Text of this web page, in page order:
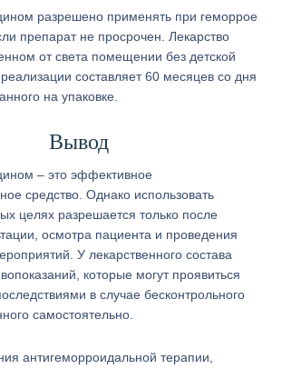
разрешено применять при геморрое
препарат не просрочен. Лекарство
от света помещении без детской
составляет 60 месяцев со дня
на упаковке.
Вывод
– это эффективное
средство. Однако использовать
целях разрешается только после
осмотра пациента и проведения
У лекарственного состава
которые могут проявиться
в случае бесконтрольного
самостоятельно.
антигеморроидальной терапии,